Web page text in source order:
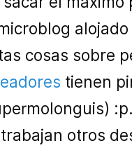
alojado
cosas sobre
tienen
otros